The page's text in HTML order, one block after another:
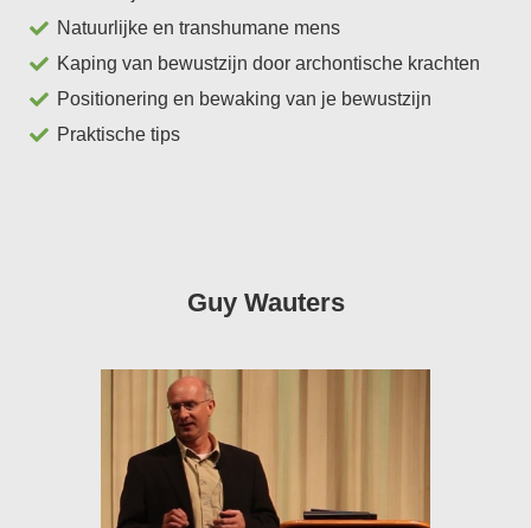
Natuurlijke en transhumane mens
Kaping van bewustzijn door archontische krachten
Positionering en bewaking van je bewustzijn
Praktische tips
Guy Wauters